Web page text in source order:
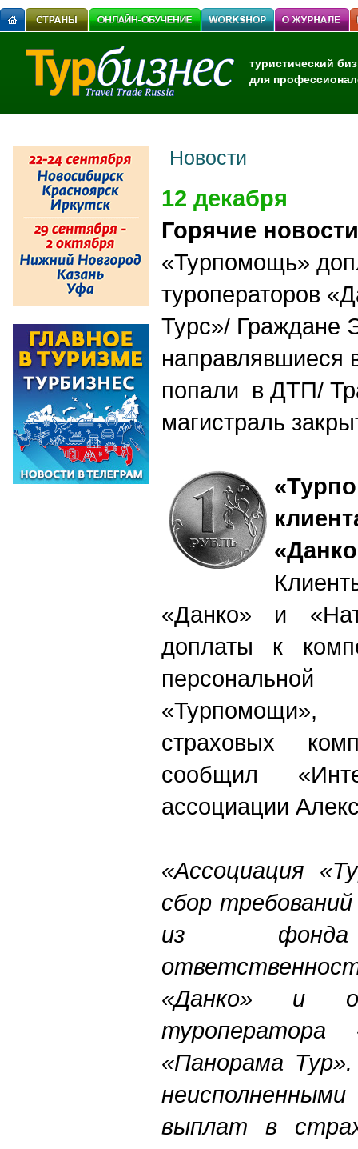
туристический
для
Новости
12 декабря
Горячие новости
«Турпомощь»
туроператоров
Турс»/ Граждане
направлявшиеся
попали в ДТП/
магистраль
«Данко» и
доплаты к
персональной
«Турпомощи»,
страховых
сообщил
ассоциации
«Ассоциация
сбор
из фонда
«Данко» и
«Панорама
выплат в